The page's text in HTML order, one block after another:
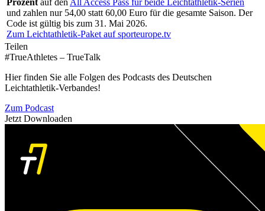
Prozent auf den All Access Pass für beide Leichtathletik-Serien
und zahlen nur 54,00 statt 60,00 Euro für die gesamte Saison. Der
Code ist gültig bis zum 31. Mai 2026.
Zum Leichtathletik-Paket auf sporteurope.tv
Teilen
#TrueAthletes – TrueTalk
Hier finden Sie alle Folgen des Podcasts des Deutschen
Leichtathletik-Verbandes!
Zum Podcast
Jetzt Downloaden